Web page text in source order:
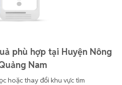
phù hợp tại Huyện Nông
Nam
hoặc thay đổi khu vực tìm